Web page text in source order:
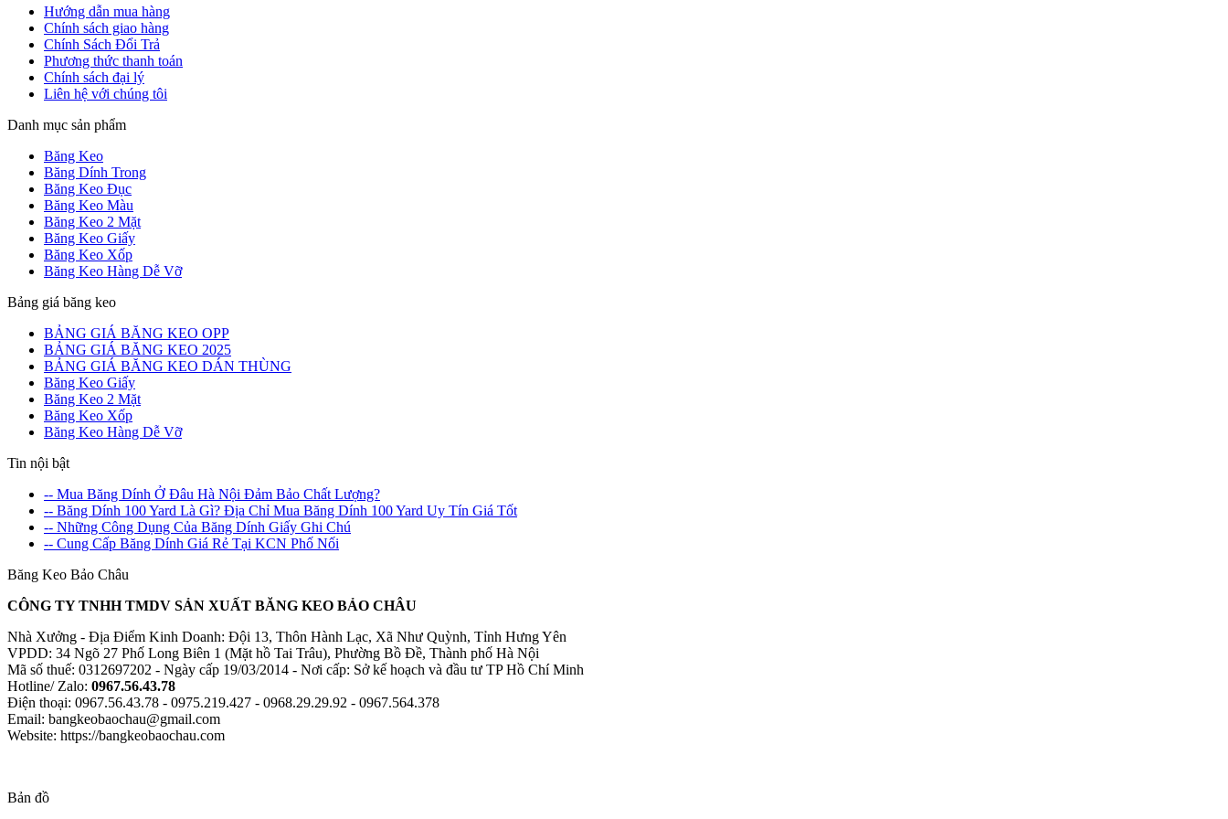
Hướng dẫn mua hàng
Chính sách giao hàng
Chính Sách Đổi Trả
Phương thức thanh toán
Chính sách đại lý
Liên hệ với chúng tôi
Danh mục sản phẩm
Băng Keo
Băng Dính Trong
Băng Keo Đục
Băng Keo Màu
Băng Keo 2 Mặt
Băng Keo Giấy
Băng Keo Xốp
Băng Keo Hàng Dễ Vỡ
Bảng giá băng keo
BẢNG GIÁ BĂNG KEO OPP
BẢNG GIÁ BĂNG KEO 2025
BẢNG GIÁ BĂNG KEO DÁN THÙNG
Băng Keo Giấy
Băng Keo 2 Mặt
Băng Keo Xốp
Băng Keo Hàng Dễ Vỡ
Tin nội bật
-- Mua Băng Dính Ở Đâu Hà Nội Đảm Bảo Chất Lượng?
-- Băng Dính 100 Yard Là Gì? Địa Chỉ Mua Băng Dính 100 Yard Uy Tín Giá Tốt
-- Những Công Dụng Của Băng Dính Giấy Ghi Chú
-- Cung Cấp Băng Dính Giá Rẻ Tại KCN Phố Nối
Băng Keo Bảo Châu
CÔNG TY TNHH TMDV SẢN XUẤT BĂNG KEO BẢO CHÂU
Nhà Xưởng - Địa Điểm Kinh Doanh: Đội 13, Thôn Hành Lạc, Xã Như Quỳnh, Tỉnh Hưng Yên
VPDD: 34 Ngõ 27 Phố Long Biên 1 (Mặt hồ Tai Trâu), Phường Bồ Đề, Thành phố Hà Nội
Mã số thuế: 0312697202 - Ngày cấp 19/03/2014 - Nơi cấp: Sở kế hoạch và đầu tư TP Hồ Chí Minh
Hotline/ Zalo: 0967.56.43.78
Điện thoại: 0967.56.43.78 - 0975.219.427 - 0968.29.29.92 - 0967.564.378
Email: bangkeobaochau@gmail.com
Website: https://bangkeobaochau.com
Bản đồ